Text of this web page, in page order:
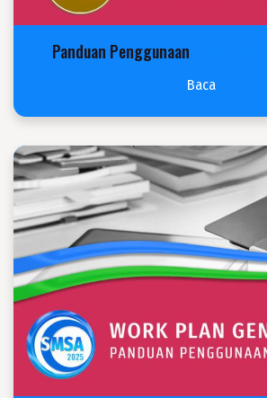
Panduan Penggunaan
Baca